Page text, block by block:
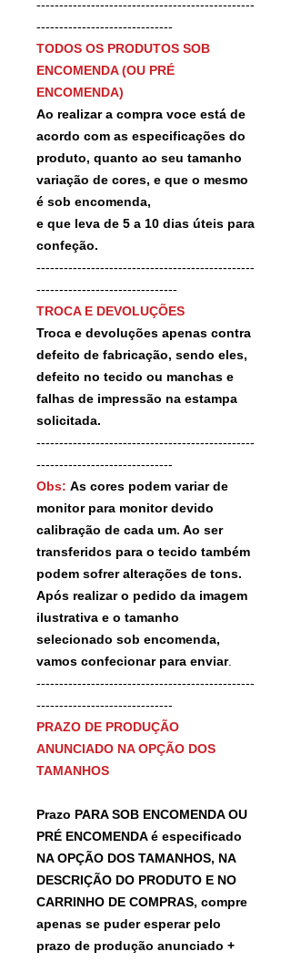
------------------------------------------------
------------------------------
TODOS OS PRODUTOS SOB
ENCOMENDA (OU PRÉ
ENCOMENDA)
Ao realizar a compra voce está de
acordo com as especificações do
produto, quanto ao seu tamanho
variação de cores, e que o mesmo
é sob encomenda,
e que leva de 5 a 10 dias úteis para
confeção.
------------------------------------------------
-------------------------------
TROCA E DEVOLUÇÕES
Troca e devoluções apenas contra
defeito de fabricação, sendo eles,
defeito no tecido ou manchas e
falhas de impressão na estampa
solicitada.
------------------------------------------------
------------------------------
Obs: As cores podem variar de
monitor para monitor devido
calibração de cada um. Ao ser
transferidos para o tecido também
podem sofrer alterações de tons.
Após realizar o pedido da imagem
ilustrativa e o tamanho
selecionado sob encomenda,
vamos confecionar para enviar.
------------------------------------------------
------------------------------
PRAZO DE PRODUÇÃO
ANUNCIADO NA OPÇÃO DOS
TAMANHOS
Prazo PARA SOB ENCOMENDA OU
PRÉ ENCOMENDA é especificado
NA OPÇÃO DOS TAMANHOS, NA
DESCRIÇÃO DO PRODUTO E NO
CARRINHO DE COMPRAS, compre
apenas se puder esperar pelo
prazo de produção anunciado +